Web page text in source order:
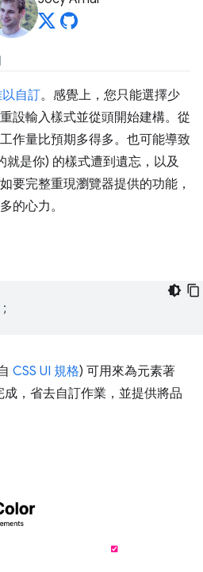
自訂。感覺上，您只能選擇少
設輸入樣式並從頭開始建構。從
作量比預期多得多。也可能導致
就是你) 的樣式遭到遺忘，以及
要完整重現瀏覽器提供的功能，
的心力。
;
CSS UI 規格) 可用來為元素著
成，省去自訂作業，並提供將品